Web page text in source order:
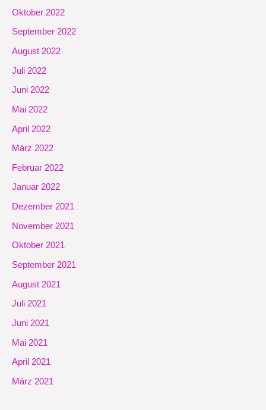
Oktober 2022
September 2022
August 2022
Juli 2022
Juni 2022
Mai 2022
April 2022
März 2022
Februar 2022
Januar 2022
Dezember 2021
November 2021
Oktober 2021
September 2021
August 2021
Juli 2021
Juni 2021
Mai 2021
April 2021
März 2021